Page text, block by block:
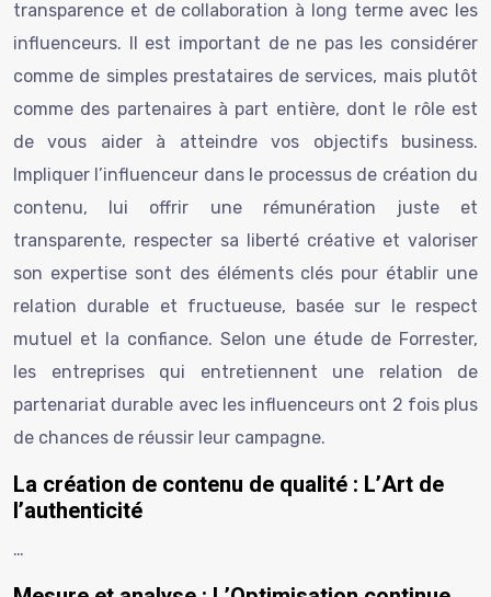
transparence et de collaboration à long terme avec les
influenceurs. Il est important de ne pas les considérer
comme de simples prestataires de services, mais plutôt
comme des partenaires à part entière, dont le rôle est
de vous aider à atteindre vos objectifs business.
Impliquer l’influenceur dans le processus de création du
contenu, lui offrir une rémunération juste et
transparente, respecter sa liberté créative et valoriser
son expertise sont des éléments clés pour établir une
relation durable et fructueuse, basée sur le respect
mutuel et la confiance. Selon une étude de Forrester,
les entreprises qui entretiennent une relation de
partenariat durable avec les influenceurs ont 2 fois plus
de chances de réussir leur campagne.
La création de contenu de qualité : L’Art de
l’authenticité
…